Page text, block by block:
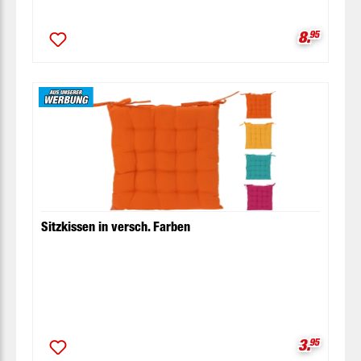
8.95
Sitzkissen in versch. Farben
3.95